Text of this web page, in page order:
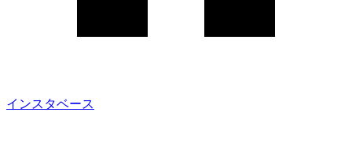
インスタベース